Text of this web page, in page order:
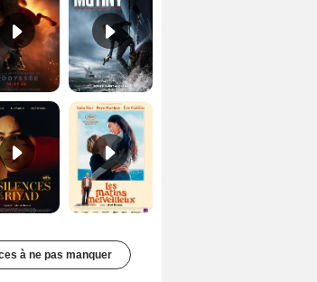
Les Silences de Riyad Bande-annonce VO STFR Les Matins merveilleux Bande-annonce VF
à ne pas manquer